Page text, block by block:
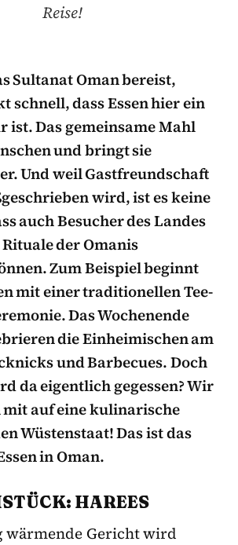
Reise!
Sultanat Oman bereist,
schnell, dass Essen hier ein
ist. Das gemeinsame Mahl
und bringt sie
Und weil Gastfreundschaft
wird, ist es keine
auch Besucher des Landes
der Omanis
Zum Beispiel beginnt
mit einer traditionellen Tee-
Das Wochenende
die Einheimischen am
und Barbecues. Doch
da eigentlich gegessen? Wir
mit auf eine kulinarische
Wüstenstaat! Das ist das
in Oman.
HAREES
wärmende Gericht wird